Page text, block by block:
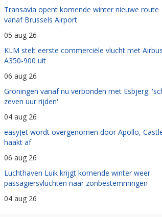
Transavia opent komende winter nieuwe route
vanaf Brussels Airport
05 aug 26
KLM stelt eerste commerciële vlucht met Airbus
A350-900 uit
06 aug 26
Groningen vanaf nu verbonden met Esbjerg:
zeven uur rijden'
04 aug 26
easyJet wordt overgenomen door Apollo,
haakt af
06 aug 26
Luchthaven Luik krijgt komende winter weer
passagiersvluchten naar zonbestemmingen
04 aug 26